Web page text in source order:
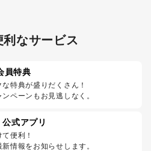
利なサービス
員特典
特典が盛りだくさん！
ペーンもお見逃しなく。
式アプリ
便利！
情報をお知らせします。